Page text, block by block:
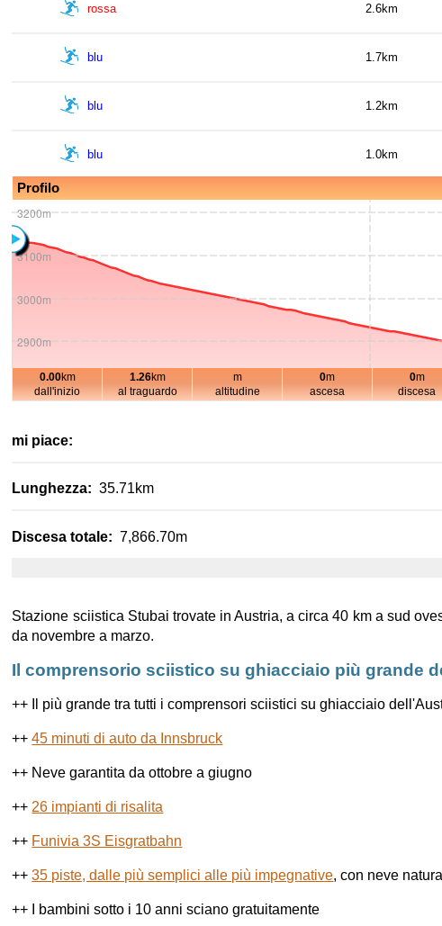
rossa 2.6km
blu 1.7km
blu 1.2km
blu 1.0km
blu 0.4km
2.4km
blu 0.8km
1.7km
blu 2.2km
rossa
rossa
blu
verde
seggiovia
seggiovia 1.3km
Profilo
2800m
2900m
3000m
3100m
3200m
2900m
3000m
3100m
0.00km
dall'inizio
1.26km
al traguardo
m
altitudine
0m
ascesa
0m
discesa
mi piace:
Lunghezza: 35.71km
Discesa totale: 7,866.70m
Stazione sciistica Stubai trovate in Austria, a circa 40 km a sud
da novembre a marzo.
Il comprensorio sciistico su ghiacciaio più grande
++ Il più grande tra tutti i comprensori sciistici su ghiacciaio
++45 minuti di auto da Innsbruck
++ Neve garantita da ottobre a giugno
++ 26 impianti di risalita
++ Funivia 3S Eisgratbahn
++35 piste, dalle più semplici alle più impegnative, con neve
++ I bambini sotto i 10 anni sciano gratuitamente